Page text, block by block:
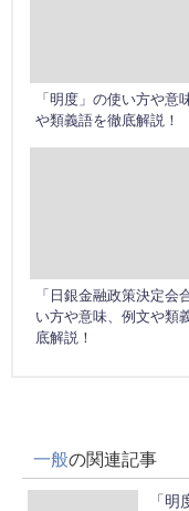
「明度」の使い方や意
や類義語を徹底解説！
「日銀金融政策決定会
い方や意味、例文や類
底解説！
一般の関連記事
「